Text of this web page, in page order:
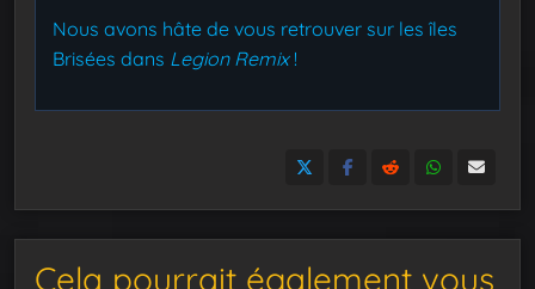
Nous avons hâte de vous retrouver sur les îles
Brisées dans Legion Remix!
Cela pourrait également vous